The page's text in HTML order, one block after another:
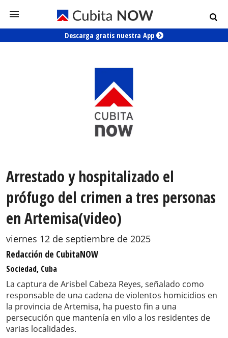
Descarga gratis nuestra App
Arrestado y hospitalizado el
prófugo del crimen a tres personas
en Artemisa(video)
viernes 12 de septiembre de 2025
Redacción de CubitaNOW
Sociedad, Cuba
La captura de Arisbel Cabeza Reyes, señalado como
responsable de una cadena de violentos homicidios en
la provincia de Artemisa, ha puesto fin a una
persecución que mantenía en vilo a los residentes de
varias localidades.